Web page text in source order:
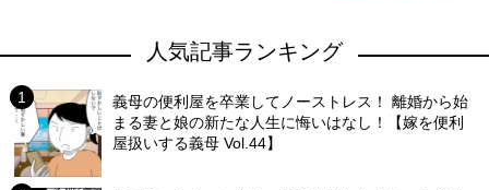
人気記事ランキング
義母の便利屋を卒業してノーストレス！ 離婚から始
まる妻と娘の新たな人生に悔いはなし！【嫁を便利
屋扱いする義母 Vol.44】